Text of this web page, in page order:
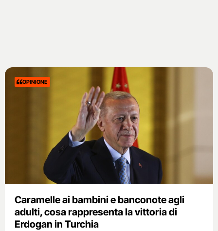
OPINIONE
Caramelle ai bambini e banconote agli
adulti, cosa rappresenta la vittoria di
Erdogan in Turchia